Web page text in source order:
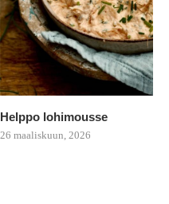
Helppo lohimousse
26 maaliskuun, 2026